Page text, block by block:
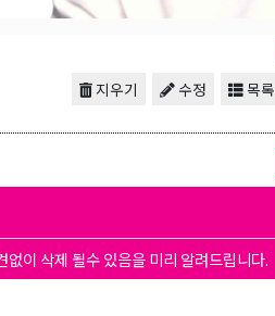
목록
수정
지우기
이 삭제 될수 있음을 미리 알려드립니다.